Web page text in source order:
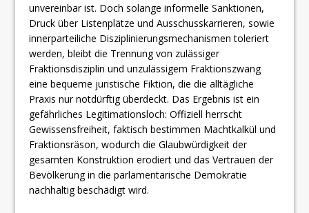
unvereinbar ist. Doch solange informelle Sanktionen,
Druck über Listenplätze und Ausschusskarrieren, sowie
innerparteiliche Disziplinierungsmechanismen toleriert
werden, bleibt die Trennung von zulässiger
Fraktionsdisziplin und unzulässigem Fraktionszwang
eine bequeme juristische Fiktion, die die alltägliche
Praxis nur notdürftig überdeckt. Das Ergebnis ist ein
gefährliches Legitimationsloch: Offiziell herrscht
Gewissensfreiheit, faktisch bestimmen Machtkalkül und
Fraktionsräson, wodurch die Glaubwürdigkeit der
gesamten Konstruktion erodiert und das Vertrauen der
Bevölkerung in die parlamentarische Demokratie
nachhaltig beschädigt wird.